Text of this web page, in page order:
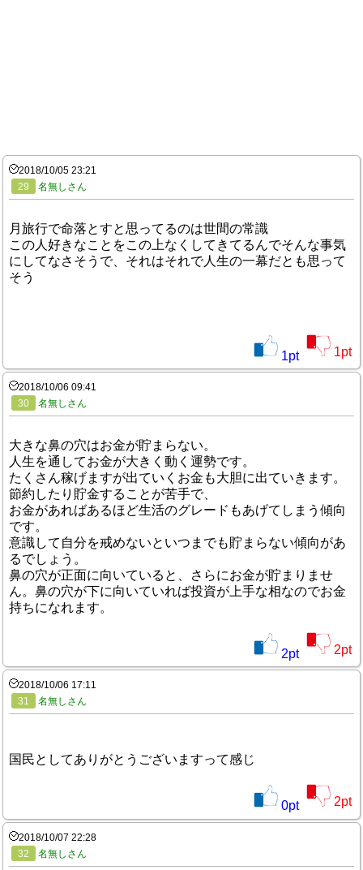
2018/10/05 23:21
29
名無しさん
月旅行で命落とすと思ってるのは世間の常識
この人好きなことをこの上なくしてきてるんでそんな事気
にしてなさそうで、それはそれで人生の一幕だとも思って
そう
1pt 1pt
2018/10/06 09:41
30
名無しさん
大きな鼻の穴はお金が貯まらない。
人生を通してお金が大きく動く運勢です。
たくさん稼げますが出ていくお金も大胆に出ていきます。
節約したり貯金することが苦手で、
お金があればあるほど生活のグレードもあげてしまう傾向
です。
意識して自分を戒めないといつまでも貯まらない傾向があ
るでしょう。
鼻の穴が正面に向いていると、さらにお金が貯まりませ
ん。鼻の穴が下に向いていれば投資が上手な相なのでお金
持ちになれます。
2pt 2pt
2018/10/06 17:11
31
名無しさん
国民としてありがとうございますって感じ
0pt 2pt
2018/10/07 22:28
32
名無しさん